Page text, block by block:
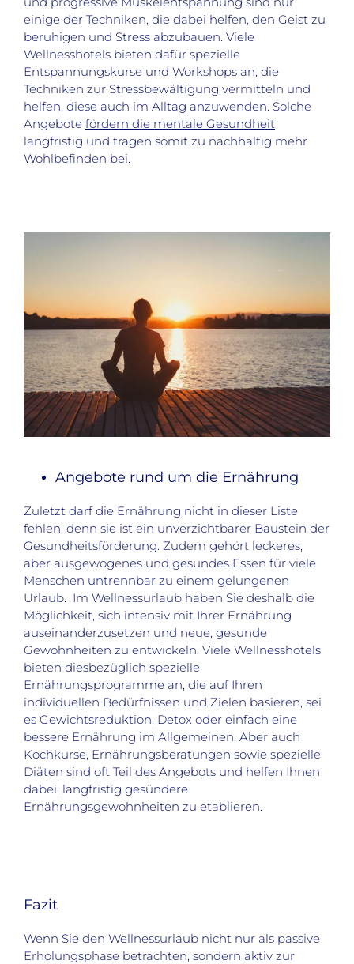
einige der Techniken, die dabei helfen, den Geist zu
beruhigen und Stress abzubauen. Viele
Wellnesshotels bieten dafür spezielle
Entspannungskurse und Workshops an, die
Techniken zur Stressbewältigung vermitteln und
helfen, diese auch im Alltag anzuwenden. Solche
Angebote fördern die mentale Gesundheit
langfristig und tragen somit zu nachhaltig mehr
Wohlbefinden bei.
Angebote rund um die Ernährung
Zuletzt darf die Ernährung nicht in dieser Liste
fehlen, denn sie ist ein unverzichtbarer Baustein der
Gesundheitsförderung. Zudem gehört leckeres,
aber ausgewogenes und gesundes Essen für viele
Menschen untrennbar zu einem gelungenen
Urlaub. Im Wellnessurlaub haben Sie deshalb die
Möglichkeit, sich intensiv mit Ihrer Ernährung
auseinanderzusetzen und neue, gesunde
Gewohnheiten zu entwickeln. Viele Wellnesshotels
bieten diesbezüglich spezielle
Ernährungsprogramme an, die auf Ihren
individuellen Bedürfnissen und Zielen basieren, sei
es Gewichtsreduktion, Detox oder einfach eine
bessere Ernährung im Allgemeinen. Aber auch
Kochkurse, Ernährungsberatungen sowie spezielle
Diäten sind oft Teil des Angebots und helfen Ihnen
dabei, langfristig gesündere
Ernährungsgewohnheiten zu etablieren.
Fazit
Wenn Sie den Wellnessurlaub nicht nur als passive
Erholungsphase betrachten, sondern aktiv zur